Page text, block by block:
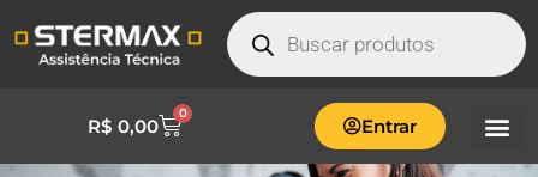
R$ 0,00
0
Entrar